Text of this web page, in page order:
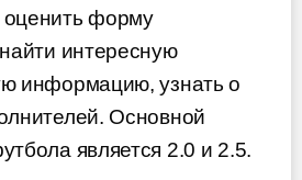
форму
интересную
информацию, узнать о
Основной
является 2.0 и 2.5.